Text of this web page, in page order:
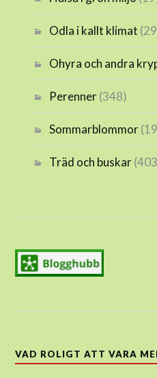
Odla i kallt klimat
Ohyra och andra
Perenner(348)
Sommarblommor
Träd och buskar
VAD ROLIGT ATT VARA